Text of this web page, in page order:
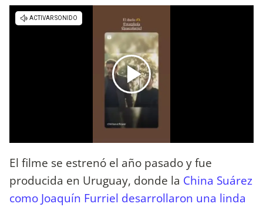
El filme se estrenó el año pasado y fue
producida en Uruguay, donde la China Suárez
como Joaquín Furriel desarrollaron una linda